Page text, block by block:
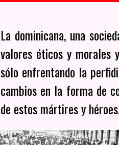
La dominicana, una
valores éticos y morales
sólo enfrentando la
cambios en la forma de
de estos mártires y